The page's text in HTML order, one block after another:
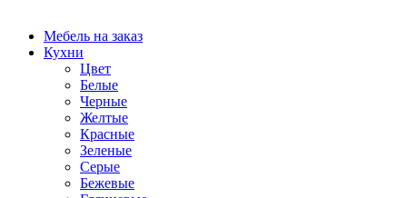
Мебель на заказ
Кухни
Цвет
Белые
Черные
Желтые
Красные
Зеленые
Серые
Бежевые